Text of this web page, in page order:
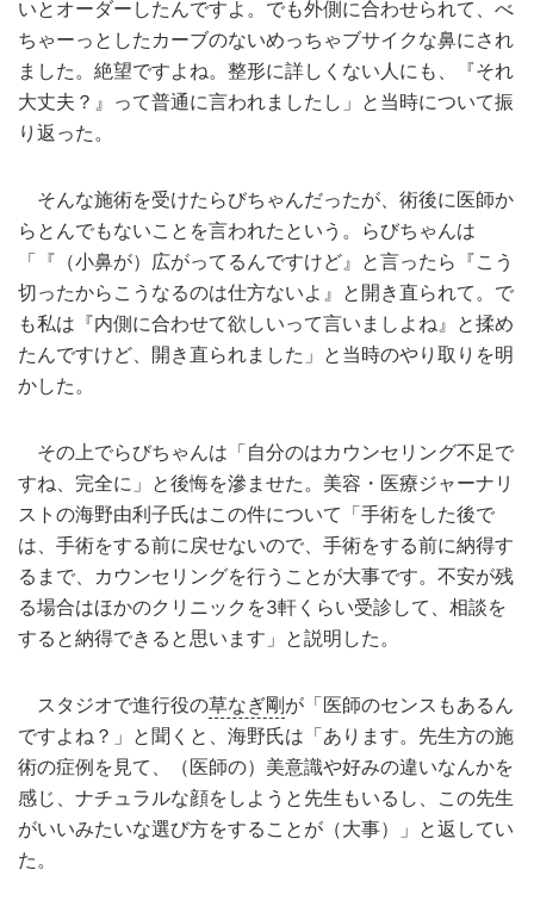
いとオーダーしたんですよ。でも外側に合わせられて、べ
ちゃーっとしたカーブのないめっちゃブサイクな鼻にされ
ました。絶望ですよね。整形に詳しくない人にも、『それ
大丈夫？』って普通に言われましたし」と当時について振
り返った。
そんな施術を受けたらびちゃんだったが、術後に医師か
らとんでもないことを言われたという。らびちゃんは
「『（小鼻が）広がってるんですけど』と言ったら『こう
切ったからこうなるのは仕方ないよ』と開き直られて。で
も私は『内側に合わせて欲しいって言いましよね』と揉め
たんですけど、開き直られました」と当時のやり取りを明
かした。
その上でらびちゃんは「自分のはカウンセリング不足で
すね、完全に」と後悔を滲ませた。美容・医療ジャーナリ
ストの海野由利子氏はこの件について「手術をした後で
は、手術をする前に戻せないので、手術をする前に納得す
るまで、カウンセリングを行うことが大事です。不安が残
る場合はほかのクリニックを3軒くらい受診して、相談を
すると納得できると思います」と説明した。
スタジオで進行役の草なぎ剛が「医師のセンスもあるん
ですよね？」と聞くと、海野氏は「あります。先生方の施
術の症例を見て、（医師の）美意識や好みの違いなんかを
感じ、ナチュラルな顔をしようと先生もいるし、この先生
がいいみたいな選び方をすることが（大事）」と返してい
た。